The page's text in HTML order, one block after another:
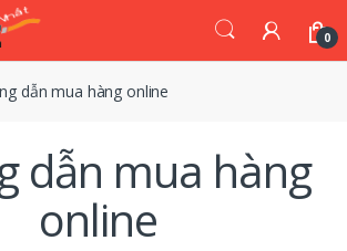
0
dẫn mua hàng online
dẫn mua hàng
online